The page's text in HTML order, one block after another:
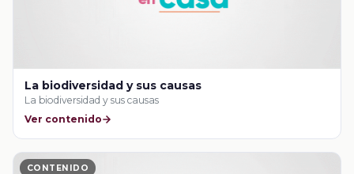
La biodiversidad y sus causas
La biodiversidad y sus causas
Ver contenido
CONTENIDO